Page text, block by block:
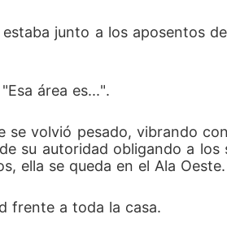
junto a los aposentos
área es...".
volvió pesado, vibrando
su autoridad obligando a los
ella se queda en el Ala
frente a toda la casa.